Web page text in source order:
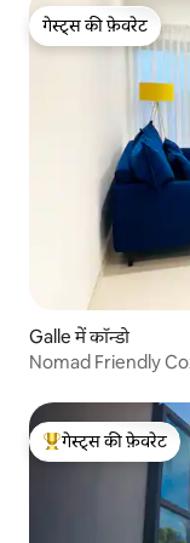
गेस्ट्स की फ़ेवरेट
गेस्ट्स की फ़ेवरेट
Galle में कॉन्डो
Nomad Friendly
गेस्ट्स का टॉप फ़ेवरेट
गेस्ट्स की फ़ेवरेट